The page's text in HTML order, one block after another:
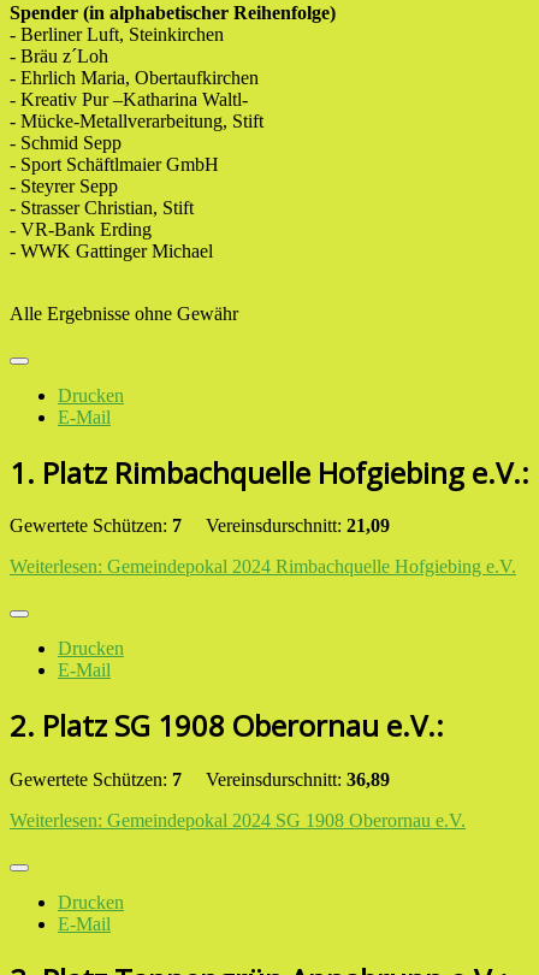
Spender (in alphabetischer Reihenfolge)
- Berliner Luft, Steinkirchen
- Bräu z´Loh
- Ehrlich Maria, Obertaufkirchen
- Kreativ Pur –Katharina Waltl-
- Mücke-Metallverarbeitung, Stift
- Schmid Sepp
- Sport Schäftlmaier GmbH
- Steyrer Sepp
- Strasser Christian, Stift
- VR-Bank Erding
- WWK Gattinger Michael
Alle Ergebnisse ohne Gewähr
Drucken
E-Mail
1. Platz Rimbachquelle Hofgiebing e.V.:
Gewertete Schützen: 7 Vereinsdurschnitt: 21,09
Weiterlesen: Gemeindepokal 2024 Rimbachquelle Hofgiebing e.V.
Drucken
E-Mail
2. Platz SG 1908 Oberornau e.V.:
Gewertete Schützen: 7 Vereinsdurschnitt: 36,89
Weiterlesen: Gemeindepokal 2024 SG 1908 Oberornau e.V.
Drucken
E-Mail